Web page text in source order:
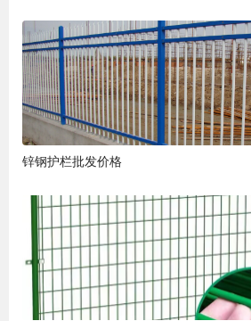
锌钢护栏批发价格